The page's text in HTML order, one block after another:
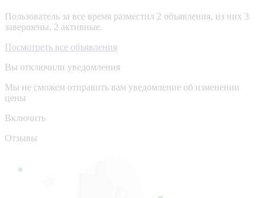
Пользователь за все время разместил 2 объявления, из них 3
завершены, 2 активные.
Посмотреть все объявления
Вы отключили уведомления
Мы не сможем отправить вам уведомление об изменении
цены
Включить
Отзывы